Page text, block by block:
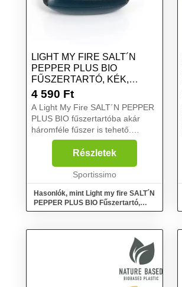
LIGHT MY FIRE SALT´N
PEPPER PLUS BIO
FŰSZERTARTÓ, KÉK,
MÉRET
4 590 Ft
A Light My Fire SALT´N PEPPER
PLUS BIO fűszertartóba akár
háromféle fűszer is tehető.
Vízálló, légmentes és ütésálló.
Cukornád alapú bioműanyagból
készült, amely farosttal van
Részletek
Sportissimo
Hasonlók, mint Light my fire SALT´N
PEPPER PLUS BIO Fűszertartó,
kék, méret